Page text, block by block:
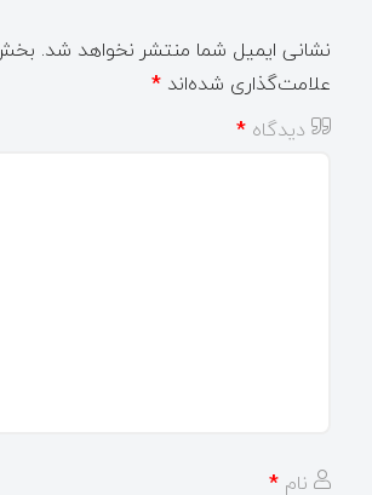
نشانی ایمیل شما منتشر نخواهد شد.
علامت‌گذاری شده‌اند *
دیدگاه *
نام *